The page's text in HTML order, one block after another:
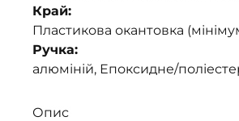
Край:
Пластикова окантовка
Ручка:
алюміній, Епоксидне/
Опис